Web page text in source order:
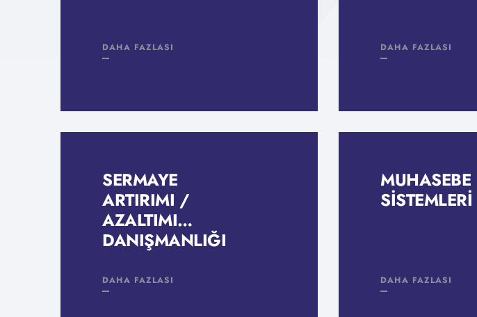
DAHA FAZLASI DAHA FAZLASI
SERMAYE
ARTIRIMI /
AZALTIMI
DANIŞMANLIĞI
DAHA FAZLASI
MUHASEBE
SISTEMLERI
DAHA FAZLASI